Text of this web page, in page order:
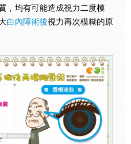
，均有可能造成視力二度模
白內障術後視力再次模糊的原